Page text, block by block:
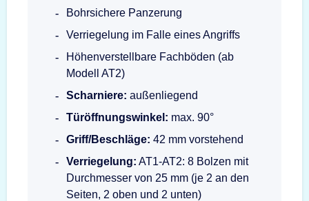
Bohrsichere Panzerung
Verriegelung im Falle eines Angriffs
Höhenverstellbare Fachböden (ab
Modell AT2)
Scharniere: außenliegend
Türöffnungswinkel: max. 90°
Griff/Beschläge: 42 mm vorstehend
Verriegelung: AT1-AT2: 8 Bolzen mit
Durchmesser von 25 mm (je 2 an den
Seiten, 2 oben und 2 unten)